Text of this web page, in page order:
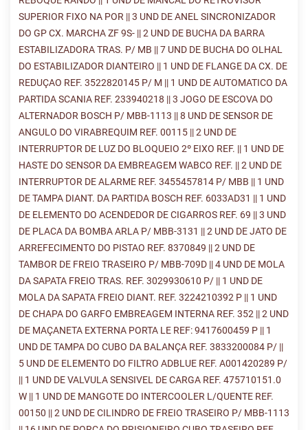
SUPERIOR FIXO NA POR || 3 UND DE ANEL SINCRONIZADOR
DO GP CX. MARCHA ZF 9S- || 2 UND DE BUCHA DA BARRA
ESTABILIZADORA TRAS. P/ MB || 7 UND DE BUCHA DO OLHAL
DO ESTABILIZADOR DIANTEIRO || 1 UND DE FLANGE DA CX. DE
REDUÇAO REF. 3522820145 P/ M || 1 UND DE AUTOMATICO DA
PARTIDA SCANIA REF. 233940218 || 3 JOGO DE ESCOVA DO
ALTERNADOR BOSCH P/ MBB-1113 || 8 UND DE SENSOR DE
ANGULO DO VIRABREQUIM REF. 00115 || 2 UND DE
INTERRUPTOR DE LUZ DO BLOQUEIO 2º EIXO REF. || 1 UND DE
HASTE DO SENSOR DA EMBREAGEM WABCO REF. || 2 UND DE
INTERRUPTOR DE ALARME REF. 3455457814 P/ MBB || 1 UND
DE TAMPA DIANT. DA PARTIDA BOSCH REF. 6033AD31 || 1 UND
DE ELEMENTO DO ACENDEDOR DE CIGARROS REF. 69 || 3 UND
DE PLACA DA BOMBA ARLA P/ MBB-3131 || 2 UND DE JATO DE
ARREFECIMENTO DO PISTAO REF. 8370849 || 2 UND DE
TAMBOR DE FREIO TRASEIRO P/ MBB-709D || 4 UND DE MOLA
DA SAPATA FREIO TRAS. REF. 3029930610 P/ || 1 UND DE
MOLA DA SAPATA FREIO DIANT. REF. 3224210392 P || 1 UND
DE CHAPA DO GARFO EMBREAGEM INTERNA REF. 352 || 2 UND
DE MAÇANETA EXTERNA PORTA LE REF: 9417600459 P || 1
UND DE TAMPA DO CUBO DA BALANÇA REF. 3833200084 P/ ||
5 UND DE ELEMENTO DO FILTRO ADBLUE REF. A001420289 P/
|| 1 UND DE VALVULA SENSIVEL DE CARGA REF. 475710151.0
W || 1 UND DE MANGOTE DO INTERCOOLER L/QUENTE REF.
00150 || 2 UND DE CILINDRO DE FREIO TRASEIRO P/ MBB-1113